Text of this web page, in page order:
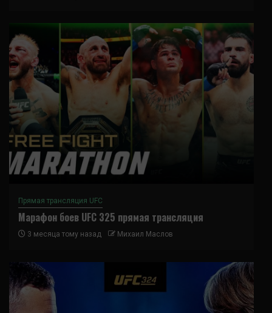
Прямая трансляция UFC
Марафон боев UFC 325 прямая трансляция
3 месяца тому назад Михаил Маслов